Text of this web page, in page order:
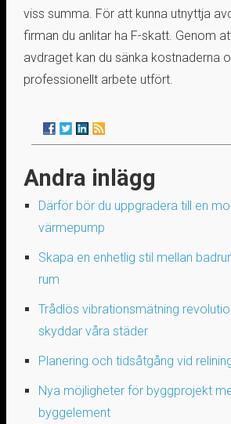
viss summa. För att kunna utnyttja
firman du anlitar ha F-skatt. Genom
avdraget kan du sänka kostnaderna
professionellt arbete utfört.
Andra inlägg
Därför bör du uppgradera till en
värmepump
Skapa en enhetlig stil mellan
rum
Trådlös vibrationsmätning
skyddar våra städer
Planering och tidsåtgång vid
Nya möjligheter för byggprojekt
byggelement